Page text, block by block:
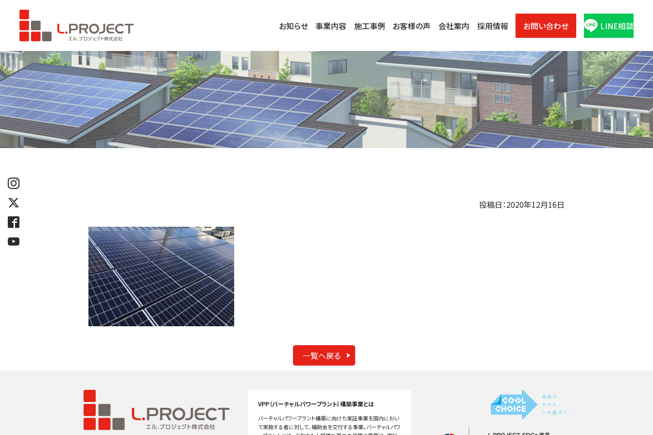
お知らせ 事業内容 施工事例 お客様の声 会社案内 採用情報 お問い合わせ LINE相談
投稿日：2020年12月16日
一覧へ戻る
VPP（バーチャルパワープラント）構築事業とは
バーチャルパワープラント構築に向けた実証事業を国内におい
て実施する者に対して、補助金を交付する事業。バーチャルパワ